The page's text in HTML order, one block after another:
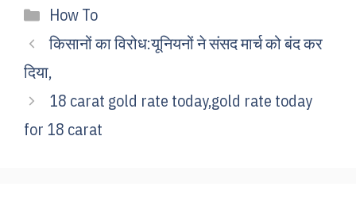
Categories
How To
किसानों का विरोध:यूनियनों ने संसद मार्च को बंद कर
दिया,
18 carat gold rate today,gold rate today
for 18 carat